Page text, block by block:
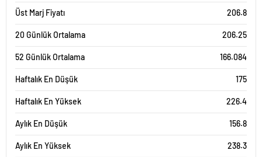
Üst Marj Fiyatı 206.8
20 Günlük Ortalama 206.25
52 Günlük Ortalama 166.084
Haftalık En Düşük 175
Haftalık En Yüksek 226.4
Aylık En Düşük 156.8
Aylık En Yüksek 238.3